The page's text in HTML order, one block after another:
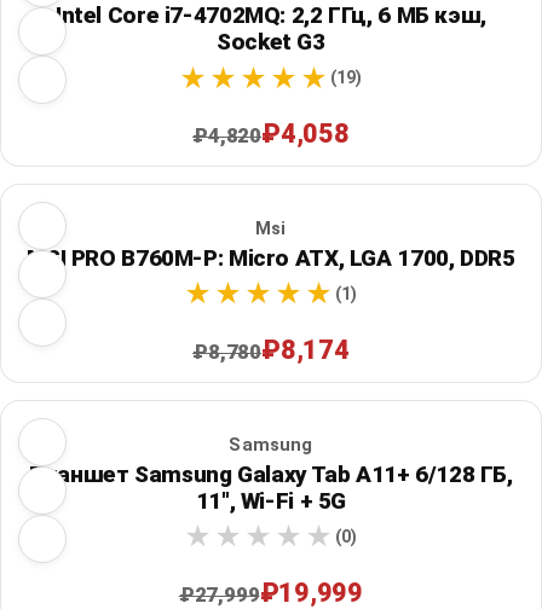
Intel Core i7-4702MQ: 2,2 ГГц, 6 МБ кэш,
Socket G3
(19)
₽4,820₽4,058
Msi
MSI PRO B760M-P: Micro ATX, LGA 1700, DDR5
(1)
₽8,780₽8,174
Samsung
Планшет Samsung Galaxy Tab A11+ 6/128 ГБ,
11", Wi‑Fi + 5G
(0)
₽27,999₽19,999